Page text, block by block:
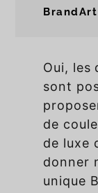
Oui, les
sont
de
de luxe
donner
unique